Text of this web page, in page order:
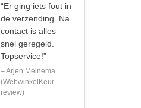
“Er ging iets fout in
de verzending. Na
contact is alles
snel geregeld.
Topservice!”
– Arjen Meinema
(WebwinkelKeur
review)